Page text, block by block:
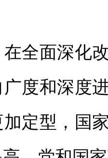
面深化改
度和深度
定型，国